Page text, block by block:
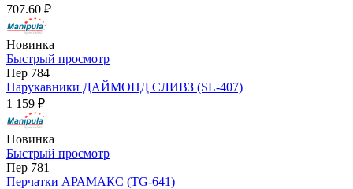
707.60 ₽
Новинка
Быстрый просмотр
Пер 784
Нарукавники ДАЙМОНД СЛИВЗ (SL-407)
1 159 ₽
Новинка
Быстрый просмотр
Пер 781
Перчатки АРАМАКС (TG-641)